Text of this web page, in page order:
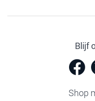
Blijf
Shop